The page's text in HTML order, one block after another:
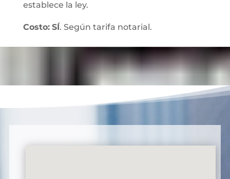
establece la ley.
Costo: SÍ. Según tarifa notarial.